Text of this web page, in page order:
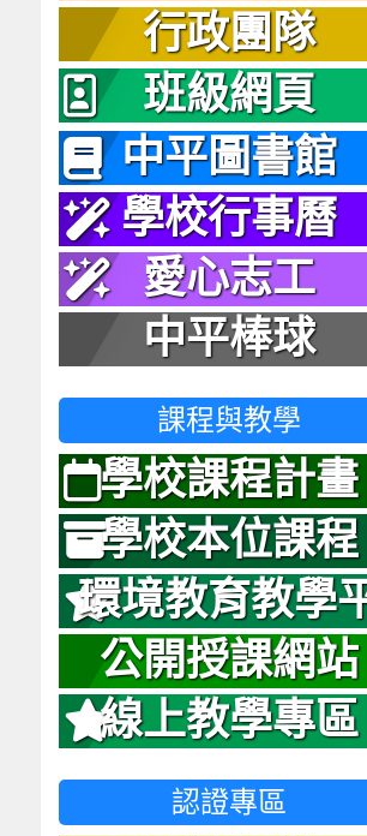
行政團隊
班級網頁
中平圖書館
學校行事曆
愛心志工
中平棒球
課程與教學
學校課程計畫
學校本位課程
環境教育教學
台
公開授課網站
線上教學專區
認證專區